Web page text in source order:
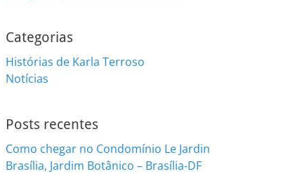
Categorias
Histórias de Karla Terroso
Notícias
Posts recentes
Como chegar no Condomínio Le Jardin
Brasília, Jardim Botânico – Brasília-DF